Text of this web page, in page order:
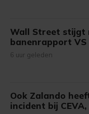
Wall Street stijgt
banenrapport VS
6 uur geleden
Ook Zalando
incident bij